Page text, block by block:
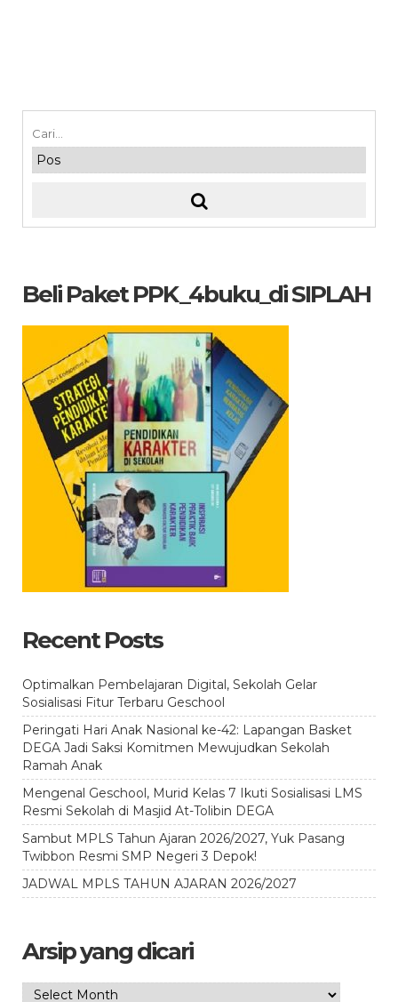
Beli Paket PPK_4buku_di SIPLAH
Recent Posts
Optimalkan Pembelajaran Digital, Sekolah Gelar
Sosialisasi Fitur Terbaru Geschool
Peringati Hari Anak Nasional ke-42: Lapangan Basket
DEGA Jadi Saksi Komitmen Mewujudkan Sekolah
Ramah Anak
Mengenal Geschool, Murid Kelas 7 Ikuti Sosialisasi LMS
Resmi Sekolah di Masjid At-Tolibin DEGA
Sambut MPLS Tahun Ajaran 2026/2027, Yuk Pasang
Twibbon Resmi SMP Negeri 3 Depok!
JADWAL MPLS TAHUN AJARAN 2026/2027
Arsip yang dicari